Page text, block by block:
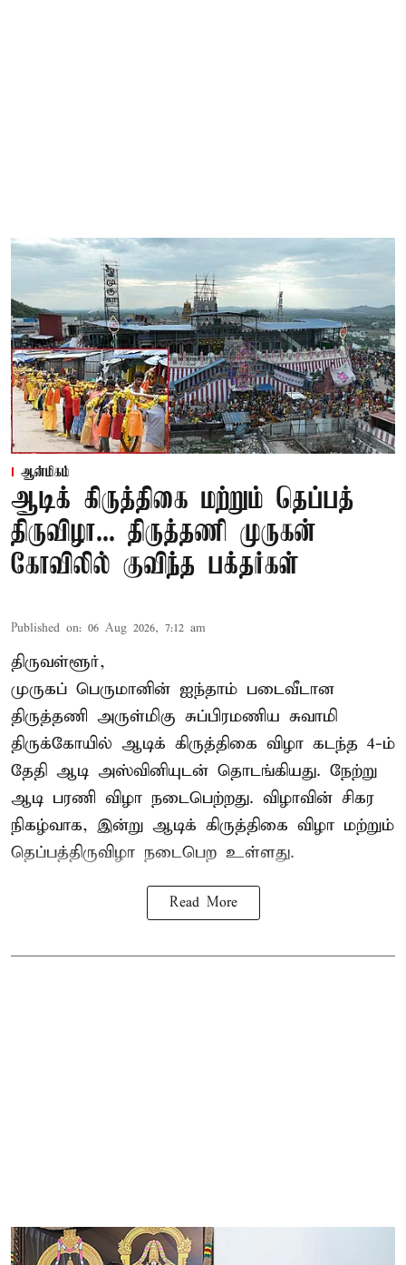
ஆன்மிகம்
ஆடிக் கிருத்திகை மற்றும் தெப்பத்
திருவிழா... திருத்தணி முருகன்
கோவிலில் குவிந்த பக்தர்கள்
Published on: 06 Aug 2026, 7:12 am
திருவள்ளூர்,
முருகப் பெருமானின் ஐந்தாம் படைவீடான
திருத்தணி அருள்மிகு சுப்பிரமணிய சுவாமி
திருக்கோயில் ஆடிக் கிருத்திகை விழா கடந்த 4-ம்
தேதி ஆடி அஸ்வினியுடன் தொடங்கியது. நேற்று
ஆடி பரணி விழா நடைபெற்றது. விழாவின் சிகர
நிகழ்வாக, இன்று ஆடிக் கிருத்திகை விழா மற்றும்
தெப்பத்திருவிழா நடைபெற உள்ளது.
Read More